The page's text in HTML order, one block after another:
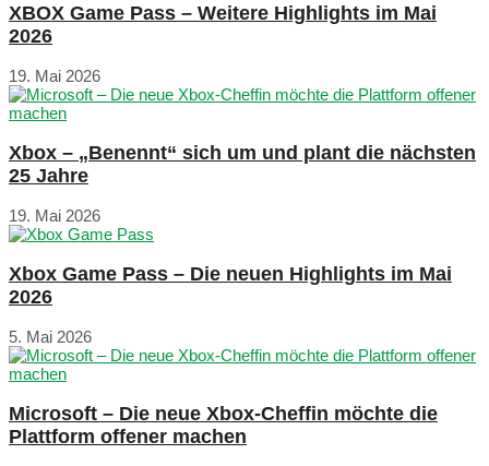
XBOX Game Pass – Weitere Highlights im Mai
2026
19. Mai 2026
Xbox – „Benennt“ sich um und plant die nächsten
25 Jahre
19. Mai 2026
Xbox Game Pass – Die neuen Highlights im Mai
2026
5. Mai 2026
Microsoft – Die neue Xbox-Cheffin möchte die
Plattform offener machen